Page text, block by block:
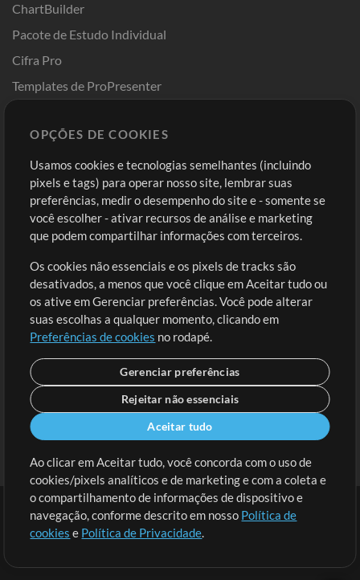
ChartBuilder
Pacote de Estudo Individual
Cifra Pro
Templates de ProPresenter
Comprar Créditos
Conteúdo Grátis
Solicite uma Música
Extras
Sessões
Envie seu conteúdo
Playlist
MT Conference
Entre
Cadastre-se
Ir ao carrinho
Termos | Política de Privacidade
OPÇÕES DE COOKIES
Usamos cookies e tecnologias semelhantes (incluindo
pixels e tags) para operar nosso site, lembrar suas
preferências, medir o desempenho do site e - somente se
você escolher - ativar recursos de análise e marketing
que podem compartilhar informações com terceiros.
Os cookies não essenciais e os pixels de tracks são
desativados, a menos que você clique em Aceitar tudo ou
os ative em Gerenciar preferências. Você pode alterar
suas escolhas a qualquer momento, clicando em
Preferências de cookies no rodapé.
Gerenciar preferências
Rejeitar não essenciais
Aceitar tudo
Ao clicar em Aceitar tudo, você concorda com o uso de
cookies/pixels analíticos e de marketing e com a coleta e
o compartilhamento de informações de dispositivo e
navegação, conforme descrito em nosso Política de
cookies e Política de Privacidade.